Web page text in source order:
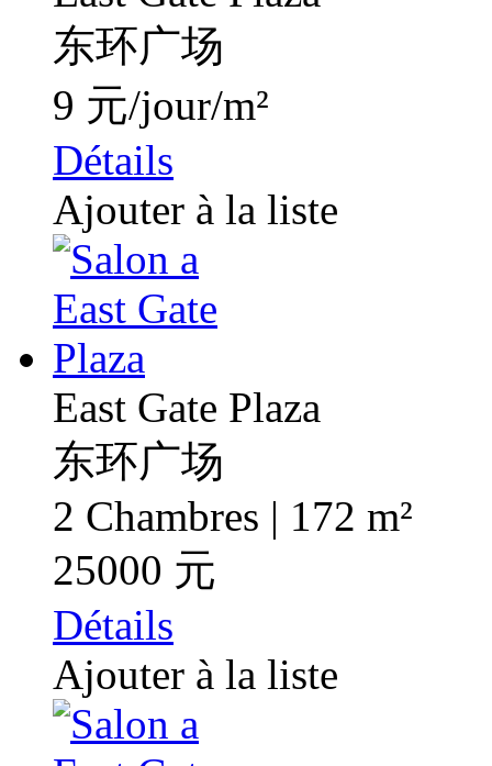
东环广场
9 元/jour/m²
Détails
Ajouter à la liste
East Gate Plaza
东环广场
2 Chambres | 172 m²
25000 元
Détails
Ajouter à la liste